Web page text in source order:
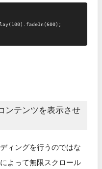
ンテンツを表示させ
ィングを行うのではな
よって無限スクロール